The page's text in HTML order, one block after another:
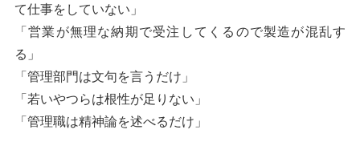
て仕事をしていない」
「営業が無理な納期で受注してくるので製造が混乱す
る」
「管理部門は文句を言うだけ」
「若いやつらは根性が足りない」
「管理職は精神論を述べるだけ」